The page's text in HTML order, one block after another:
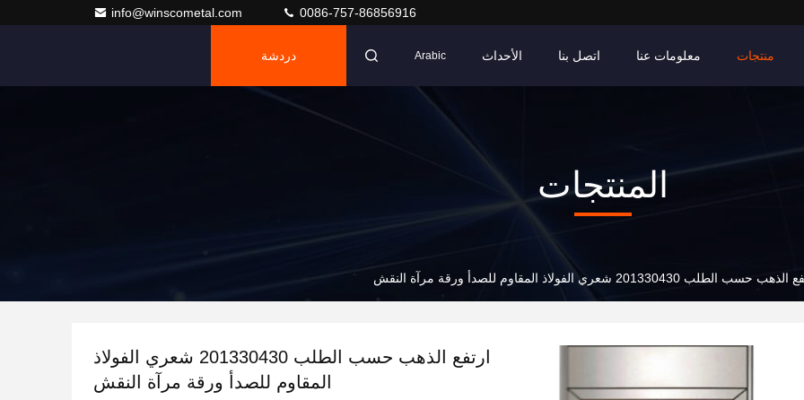
info@winscometal.com 0086-757-86856916
منتجات معلومات عنا اتصل بنا الأحداث Arabic دردشة
المنتجات
حسب الطلب 201330430 شعري الفولاذ المقاوم للصدأ ورقة مرآة النقش
ارتفع الذهب حسب الطلب 201330430 شعري الفولاذ
المقاوم للصدأ ورقة مرآة النقش